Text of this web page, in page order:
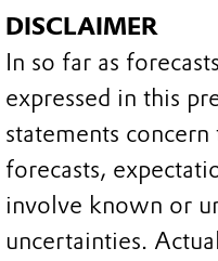
DISCLAIMER
In so far as
expressed in this
statements
forecasts,
involve known or
uncertainties.